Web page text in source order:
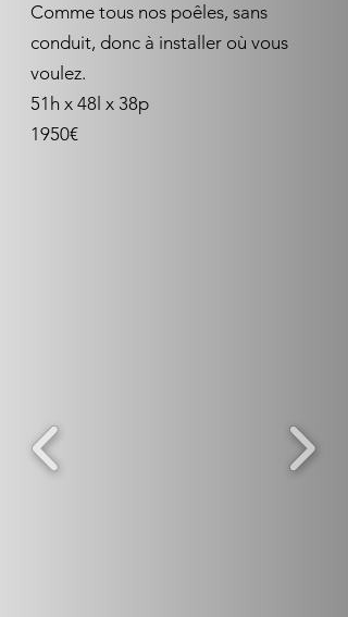
Comme tous nos poêles, sans
conduit, donc à installer où vous
voulez.
51h x 48l x 38p
​1950€